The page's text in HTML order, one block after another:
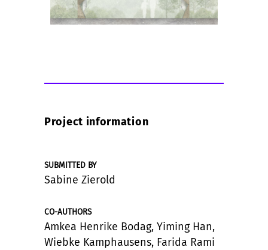
Project information
SUBMITTED BY
Sabine Zierold
CO-AUTHORS
Amkea Henrike Bodag, Yiming Han,
Wiebke Kamphausens, Farida Rami